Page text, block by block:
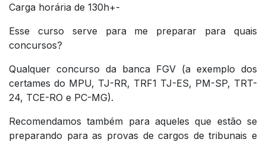
Carga horária de 130h+-
Esse curso serve para me preparar para quais
concursos?
Qualquer concurso da banca FGV (a exemplo dos
certames do MPU, TJ-RR, TRF1 TJ-ES, PM-SP, TRT-
24, TCE-RO e PC-MG).
Recomendamos também para aqueles que estão se
preparando para as provas de cargos de tribunais e